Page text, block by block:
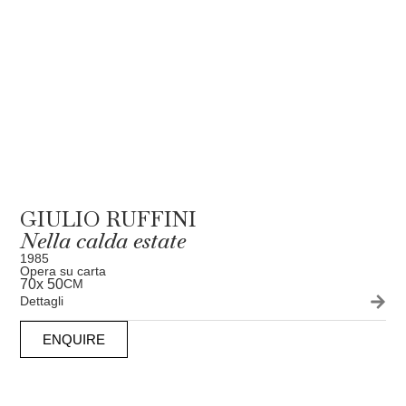
GIULIO RUFFINI
Nella calda estate
1985
Opera su carta
70x 50CM
Dettagli
ENQUIRE